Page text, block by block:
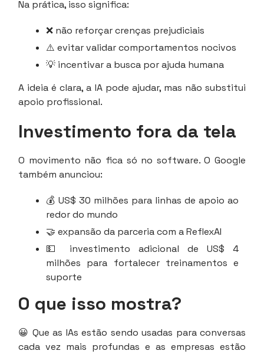
Na prática, isso significa:
❌ não reforçar crenças prejudiciais
⚠️ evitar validar comportamentos nocivos
💡 incentivar a busca por ajuda humana
A ideia é clara, a IA pode ajudar, mas não substitui
apoio profissional.
Investimento fora da tela
O movimento não fica só no software. O Google
também anunciou:
💰 US$ 30 milhões para linhas de apoio ao
redor do mundo
🤝 expansão da parceria com a ReflexAI
💵 investimento adicional de US$ 4
milhões para fortalecer treinamentos e
suporte
O que isso mostra?
😀 Que as IAs estão sendo usadas para conversas
cada vez mais profundas e as empresas estão